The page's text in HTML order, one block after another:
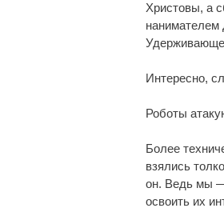
Христовы, а
нанимателем
Интересно,
Роботы
Более
взялись
он. Ведь мы
освоить их